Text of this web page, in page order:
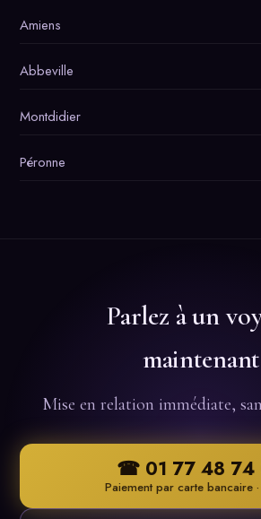
Amiens
Abbeville
Montdidier
Péronne
Parlez à un
maintenant
Mise en relation immédiate,
☎ 01 77 48 74
Paiement par carte bancaire